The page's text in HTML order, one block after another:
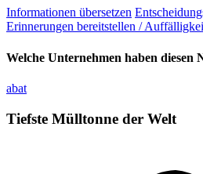
Informationen übersetzen
Erinnerungen bereitstellen /
Welche Unternehmen haben diesen
abat
Tiefste Mülltonne der Welt